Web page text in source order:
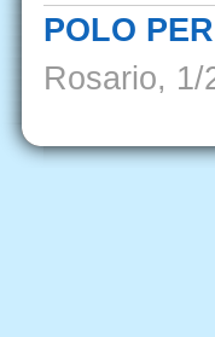
POLO
Rosario, 1/